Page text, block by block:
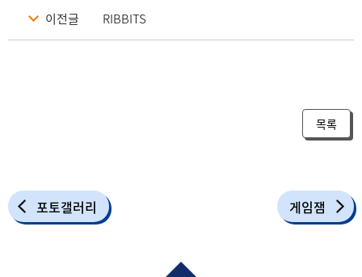
이전글 RIBBITS
목록
포토갤러리 게임잼